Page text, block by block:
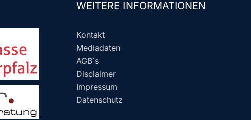
WEITERE INFORMATIONEN
Kontakt
Mediadaten
AGB´s
Disclaimer
Impressum
Datenschutz